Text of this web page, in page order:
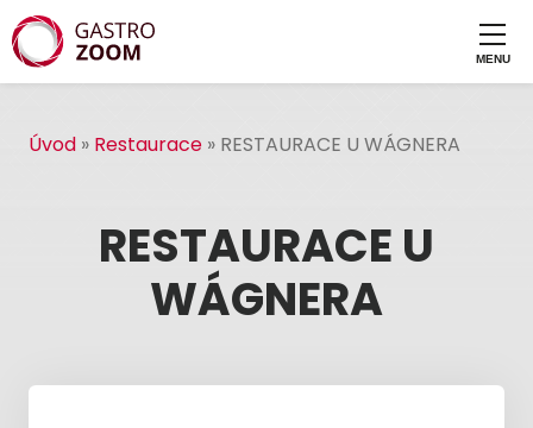
Úvod » Restaurace » RESTAURACE U WÁGNERA
RESTAURACE U
WÁGNERA